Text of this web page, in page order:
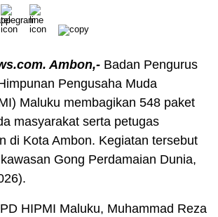
Ambon,- Badan Pengurus
Pengusaha Muda
Maluku membagikan 548 paket
masyarakat serta petugas
di Kota Ambon. Kegiatan tersebut
Gong Perdamaian Dunia,
HIPMI Maluku, Muhammad Reza